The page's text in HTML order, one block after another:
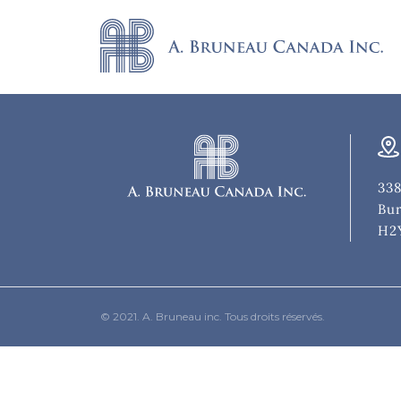
© 2021. A. Bruneau inc. Tous droits réservés.